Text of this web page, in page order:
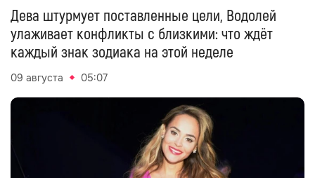
Дева штурмует поставленные цели, Водолей
улаживает конфликты с близкими: что ждёт
каждый знак зодиака на этой неделе
09 августа 05:07